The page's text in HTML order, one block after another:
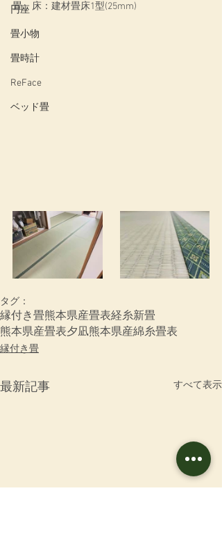
円座
畳小物
畳時計
ReFace
ベッド畳
畳　床：建材畳床1型(25mm)
タグ：
縁付き畳熊本県産畳表経糸新畳
熊本県産畳表夕凪熊本県産綿糸畳表
縁付き畳
最新記事 すべて表示